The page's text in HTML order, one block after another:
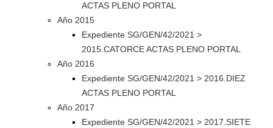
ACTAS PLENO PORTAL
Año 2015
Expediente SG/GEN/42/2021 >
2015.CATORCE ACTAS PLENO PORTAL
Año 2016
Expediente SG/GEN/42/2021 > 2016.DIEZ
ACTAS PLENO PORTAL
Año 2017
Expediente SG/GEN/42/2021 > 2017.SIETE